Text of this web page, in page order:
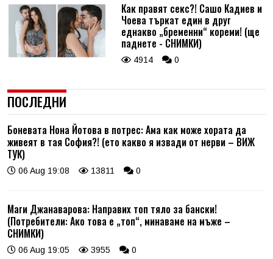
Как правят секс?! Сашо Кадиев и
Чоева търкат един в друг
еднакво „бременни“ кореми! (ще
паднете - СНИМКИ)
4914 0
ПОСЛЕДНИ
Боневата Нона Йотова в потрес: Ама как може хората да
живеят в тая София?! (ето какво я извади от нерви – ВИЖ
ТУК)
06 Aug 19:08 13811 0
Маги Джанаварова: Направих топ тяло за бански!
(Потребители: Ако това е „топ“, минаваме на мъже –
СНИМКИ)
06 Aug 19:05 3955 0